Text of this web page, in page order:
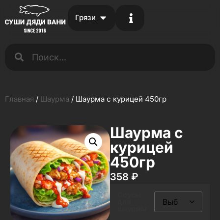
Грязи
Главная / Шаурма / Шаурма с курицей 450гр
Шаурма с
курицей
450гр
358 ₽